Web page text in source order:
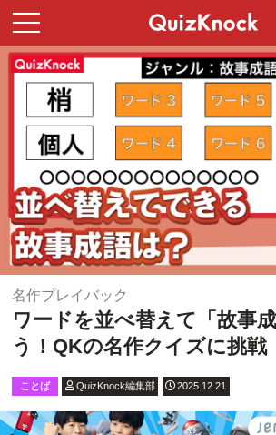
名作プレイバック
ワードを並べ替えて「故事
う！QKの名作クイズに挑戦
ことば QuizKnock編集部 2025.12.21